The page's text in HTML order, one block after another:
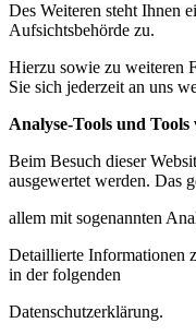
Des Weiteren steht Ihnen
Aufsichtsbehörde zu.
Hierzu sowie zu weiteren
Sie sich jederzeit an uns
Analyse-Tools und
Beim Besuch dieser
ausgewertet werden. Das
allem mit sogenannten
Detaillierte Informationen
in der folgenden
Datenschutzerklärung.